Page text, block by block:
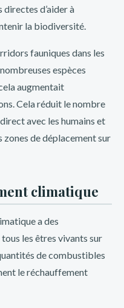
apuestas. Con una
deportivas,
en cada jugada. Ya sea
póker, el blackjack o las
lo que necesitas para
Con los bonos de
tus depósitos y tener
con nuestras
No pierdas la
y confiable.
por ofrecerte la mejor
con un equipo de
horas del día, los 7 días
d’aider à
la biodiversité.
fauniques dans les
espèces
augmentait
Cela réduit le nombre
avec les humains et
de déplacement sur
climatique
a des
les êtres vivants sur
de combustibles
le réchauffement